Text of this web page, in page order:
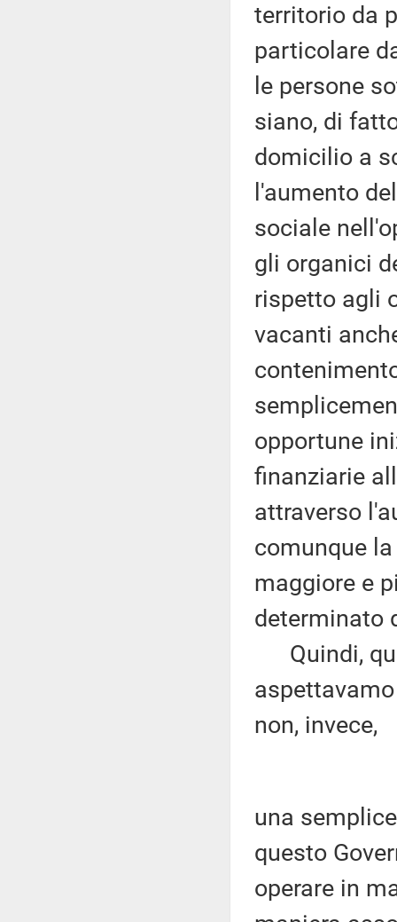
territorio da
particolare
le persone
siano, di
domicilio a
l'aumento
sociale
gli organici
rispetto agli
vacanti
opportune
finanziarie
attraverso
comunque
maggiore e
determinato
Quindi,
non, invece,
una
questo
operare in